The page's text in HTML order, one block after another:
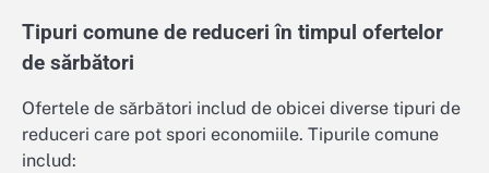
Tipuri comune de reduceri în timpul ofertelor
de sărbători
Ofertele de sărbători includ de obicei diverse tipuri de
reduceri care pot spori economiile. Tipurile comune
includ: